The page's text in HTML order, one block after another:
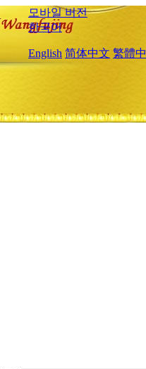
모바일 버전
한국어
English 简体中文 繁體